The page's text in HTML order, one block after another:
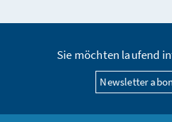
Sie möchten laufend
Newsletter